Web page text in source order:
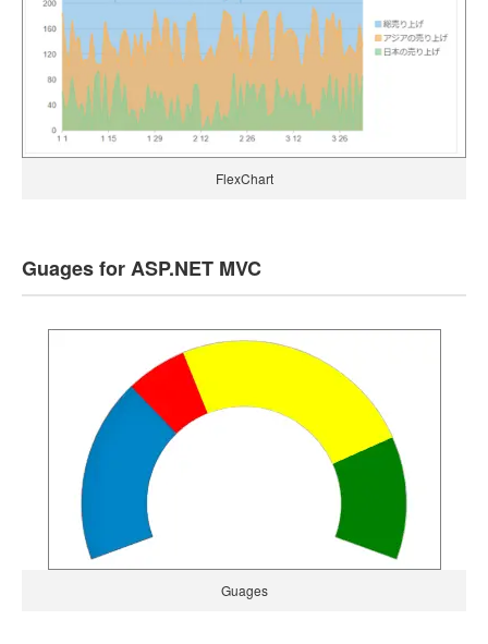
FlexChart
Guages for ASP.NET MVC
Guages